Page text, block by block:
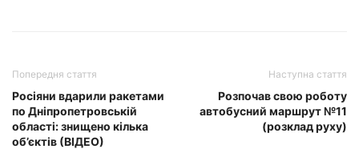
Попередня стаття
Росіяни вдарили ракетами
по Дніпропетровській
області: знищено кілька
об’єктів (ВІДЕО)
Наступна стаття
Розпочав свою роботу
автобусний маршрут №11
(розклад руху)